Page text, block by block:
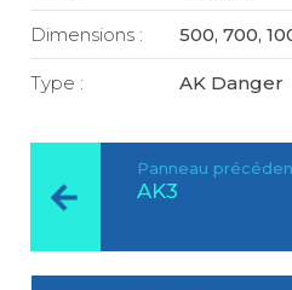
Dimensions : 500, 700,
Type : AK Danger
Panneau
AK3